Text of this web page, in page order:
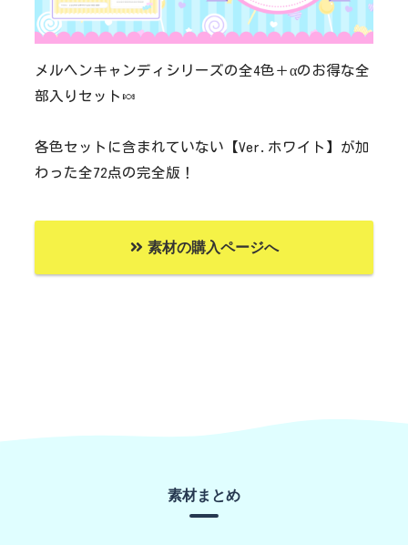
メルヘンキャンディシリーズの全4色＋αのお得な全
部入りセット🍬
各色セットに含まれていない【Ver.ホワイト】が加
わった全72点の完全版！
素材の購入ページへ
素材まとめ